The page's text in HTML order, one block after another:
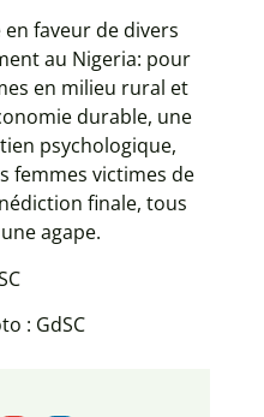
faveur de divers
au Nigeria: pour
en milieu rural et
durable, une
psychologique,
femmes victimes de
finale, tous
agape.
: GdSC